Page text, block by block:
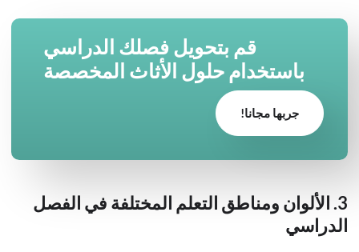
قم بتحويل فصلك الدراسي
باستخدام حلول الأثاث المخصصة
جربها مجانا!
3. الألوان ومناطق التعلم المختلفة في الفصل
الدراسي